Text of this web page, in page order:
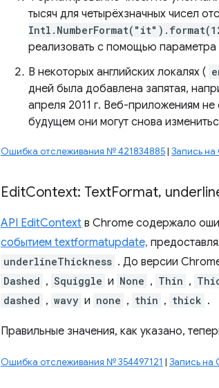
тысяч для четырёхзначных чисел
реализовать с помощью параметра
В некоторых английских локалях (
дней была добавлена ​​запятая,
апреля 2011 г. Веб-приложениям не
будущем они могут снова
Ошибка отслеживания № 421834885| Запись на
EditContext: TextFormat,
API EditContext в Chrome содержало
событием textformatupdate,
underlineThickness . До версии
Dashed , Squiggle и None , Thin ,
dashed , wavy и none , thin , thick .
Правильные значения, как указано,
Ошибка отслеживания № 354497121 | Запись на